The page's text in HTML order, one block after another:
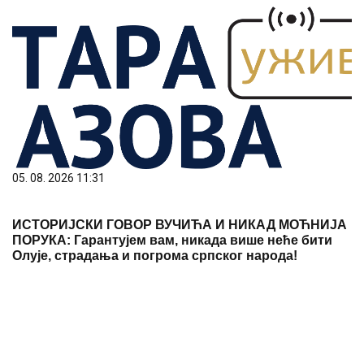
05. 08. 2026 11:31
ИСТОРИЈСКИ ГОВОР ВУЧИЋА И НИКАД МОЋНИЈА
ПОРУКА: Гарантујем вам, никада више неће бити
Олује, страдања и погрома српског народа!